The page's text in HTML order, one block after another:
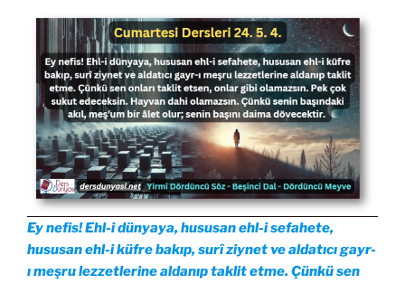
Ey nefis! Ehl-i dünyaya, hususan ehl-i sefahete,
hususan ehl-i küfre bakıp, surî ziynet ve aldatıcı gayr-
ı meşru lezzetlerine aldanıp taklit etme. Çünkü sen